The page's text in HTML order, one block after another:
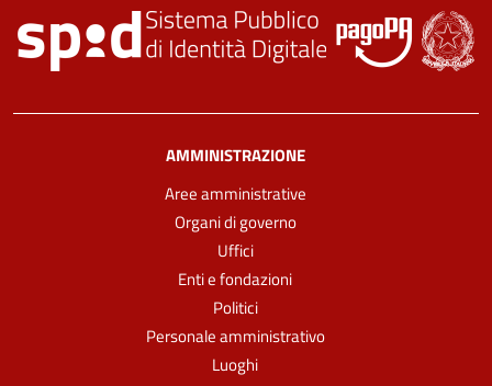
AMMINISTRAZIONE
Aree amministrative
Organi di governo
Uffici
Enti e fondazioni
Politici
Personale amministrativo
Luoghi